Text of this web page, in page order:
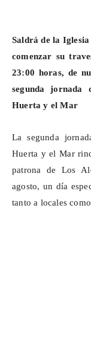
Saldrá de la
comenzar su
23:00 horas, de
segunda jornada
Huerta y el Mar
La segunda
Huerta y el Mar
patrona de Los
agosto, un día
tanto a locales